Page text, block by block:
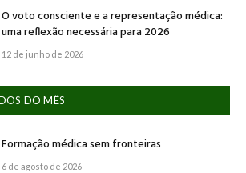
O voto consciente e a representação médica:
uma reflexão necessária para 2026
12 de junho de 2026
DO MÊS
Formação médica sem fronteiras
6 de agosto de 2026